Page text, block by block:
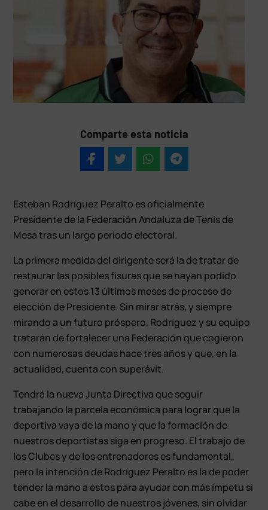
Comparte esta noticia
Esteban Rodríguez Peralto es oficialmente
Presidente de la Federación Andaluza de Tenis de
Mesa tras un largo periodo electoral.
La primera medida del dirigente será la de tratar de
restaurar las posibles fisuras que se hayan podido
generar en estos 13 últimos meses de proceso de
elección de Presidente. Sin mirar atrás, y siempre
mirando a un futuro próspero, Rodríguez y su equipo
tratarán de fortalecer una Federación que cogieron
con numerosas deudas hace tres años y que, en la
actualidad, cuenta con superávit.
Tendrá la nueva Junta Directiva que seguir
trabajando la parcela económica para lograr que la
deportiva vaya de la mano y que la formación de
nuestros deportistas siga en progreso. El trabajo de
los Clubes y de los entrenadores es fundamental,
pero la intención de Rodríguez Peralto es la de poder
tender la mano a éstos para ayudar con más ímpetu si
cabe en el desarrollo de nuestros jóvenes, sin olvidar